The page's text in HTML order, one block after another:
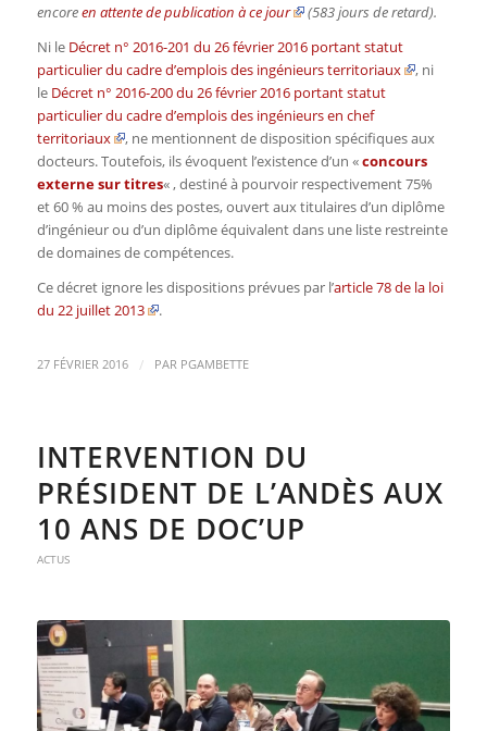
encoreen attente de publication à ce jour
(583 jours de retard).
Ni le Décret n° 2016-201 du 26 février 2016 portant statut
particulier du cadre d’emplois des ingénieurs territoriaux
, ni
le Décret n° 2016-200 du 26 février 2016 portant statut
particulier du cadre d’emplois des ingénieurs en chef
territoriaux
, ne mentionnent de disposition spécifiques aux
docteurs. Toutefois, ils évoquent l’existence d’un «concours
externe sur titres« , destiné à pourvoir respectivement 75%
et 60 % au moins des postes, ouvert aux titulaires d’un diplôme
d’ingénieur ou d’un diplôme équivalent dans une liste restreinte
de domaines de compétences.
Ce décret ignore les dispositions prévues par l’article 78 de la loi
du 22 juillet 2013
.
27 FÉVRIER 2016 / PAR PGAMBETTE
INTERVENTION DU
PRÉSIDENT DE L’ANDÈS AUX
10 ANS DE DOC’UP
ACTUS